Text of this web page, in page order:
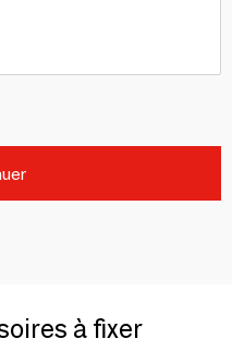
à fixer